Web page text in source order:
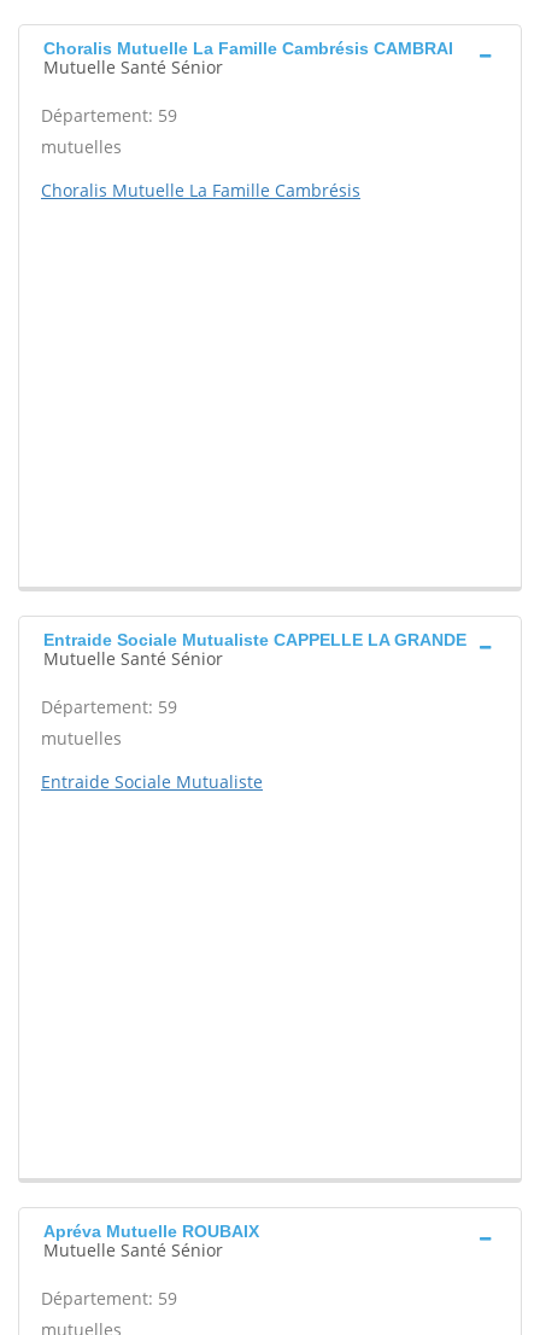
Choralis Mutuelle La Famille Cambrésis CAMBRAI
Mutuelle Santé Sénior
Département: 59
mutuelles
Choralis Mutuelle La Famille Cambrésis
Entraide Sociale Mutualiste CAPPELLE LA GRANDE
Mutuelle Santé Sénior
Département: 59
mutuelles
Entraide Sociale Mutualiste
Apréva Mutuelle ROUBAIX
Mutuelle Santé Sénior
Département: 59
mutuelles